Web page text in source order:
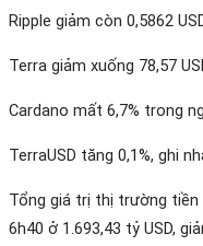
Ripple giảm còn 0,5862
Terra giảm xuống 78,57
Cardano mất 6,7% trong
TerraUSD tăng 0,1%, ghi
Tổng giá trị thị trường
6h40 ở 1.693,43 tỷ USD,